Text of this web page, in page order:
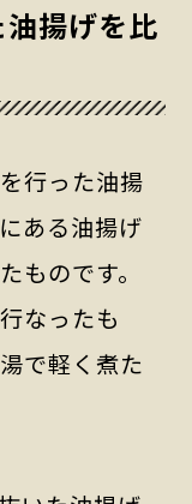
揚げを比
行った油揚
ある油揚げ
ものです。
なったも
で軽く煮た